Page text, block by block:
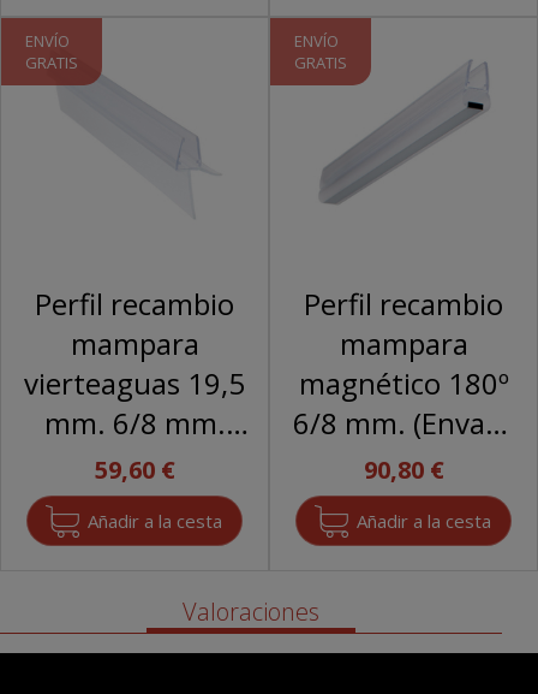
ENVÍO
GRATIS
Perfil recambio
mampara
vierteaguas 19,5
mm. 6/8 mm.
(Envase
completo)
59,60 €
ENVÍO
GRATIS
Perfil recambio
mampara
magnético 180º
6/8 mm. (Envase
completo)
90,80 €
Valoraciones